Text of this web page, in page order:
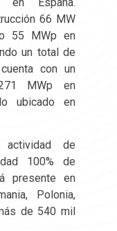
66 MW
55 MWp en
un total de
con un
MWp en
ubicado en
actividad de
100% de
presente en
Polonia,
de 540 mil